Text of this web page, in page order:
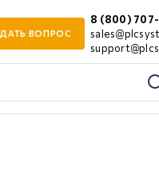
ВОПРОС
8 (800) 707-